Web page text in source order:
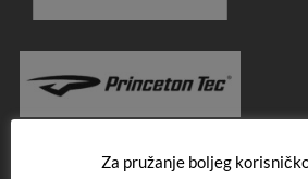
Za pružanje boljeg